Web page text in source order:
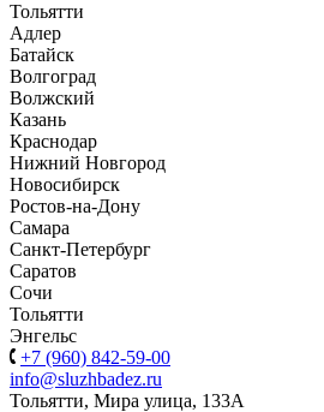
Тольятти
Адлер
Батайск
Волгоград
Волжский
Казань
Краснодар
Нижний Новгород
Новосибирск
Ростов-на-Дону
Самара
Санкт-Петербург
Саратов
Сочи
Тольятти
Энгельс
+7 (960) 842-59-00
info@sluzhbadez.ru
Тольятти, Мира улица, 133А